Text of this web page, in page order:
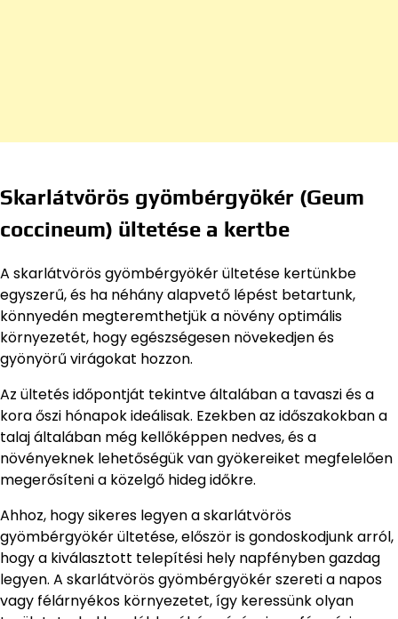
Skarlátvörös gyömbérgyökér (Geum
coccineum) ültetése a kertbe
A skarlátvörös gyömbérgyökér ültetése kertünkbe
egyszerű, és ha néhány alapvető lépést betartunk,
könnyedén megteremthetjük a növény optimális
környezetét, hogy egészségesen növekedjen és
gyönyörű virágokat hozzon.
Az ültetés időpontját tekintve általában a tavaszi és a
kora őszi hónapok ideálisak. Ezekben az időszakokban a
talaj általában még kellőképpen nedves, és a
növényeknek lehetőségük van gyökereiket megfelelően
megerősíteni a közelgő hideg időkre.
Ahhoz, hogy sikeres legyen a skarlátvörös
gyömbérgyökér ültetése, először is gondoskodjunk arról,
hogy a kiválasztott telepítési hely napfényben gazdag
legyen. A skarlátvörös gyömbérgyökér szereti a napos
vagy félárnyékos környezetet, így keressünk olyan